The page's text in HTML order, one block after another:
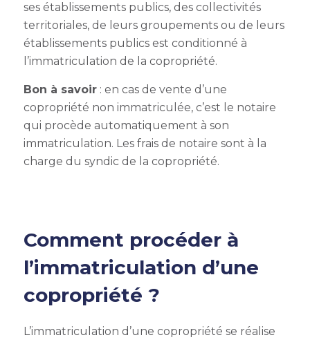
ses établissements publics, des collectivités
territoriales, de leurs groupements ou de leurs
établissements publics est conditionné à
l’immatriculation de la copropriété.
Bon à savoir: en cas de vente d’une
copropriété non immatriculée, c’est le notaire
qui procède automatiquement à son
immatriculation. Les frais de notaire sont à la
charge du syndic de la copropriété.
Comment procéder à
l’immatriculation d’une
copropriété ?
L’immatriculation d’une copropriété se réalise